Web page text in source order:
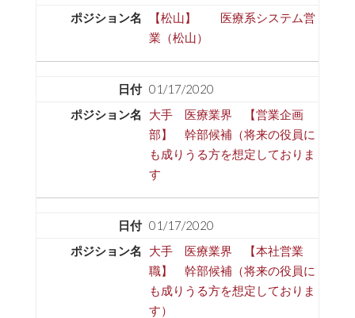
【松山】 医療系システム営
業（松山）
01/17/2020
大手 医療業界 【営業企画
部】 幹部候補（将来の役員に
も成りうる方を想定しておりま
す
01/17/2020
大手 医療業界 【本社営業
職】 幹部候補（将来の役員に
も成りうる方を想定しておりま
す）